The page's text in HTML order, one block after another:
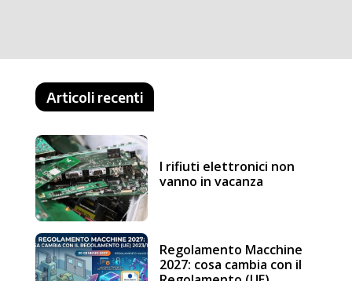
Articoli recenti
I rifiuti elettronici non
vanno in vacanza
Regolamento Macchine
2027: cosa cambia con il